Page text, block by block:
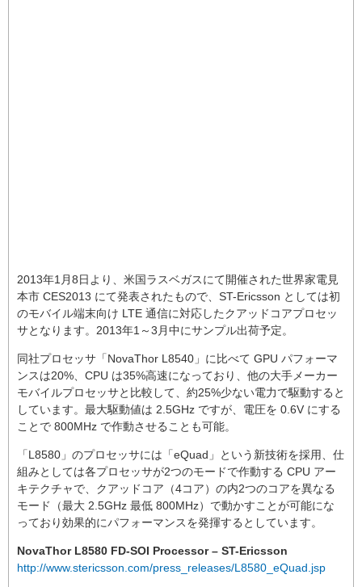
2013年1月8日より、米国ラスベガスにて開催された世界家電見
本市 CES2013 にて発表されたもので、ST-Ericsson としては初
のモバイル端末向け LTE 通信に対応したクアッドコアプロセッ
サとなります。2013年1～3月中にサンプル出荷予定。
同社プロセッサ「NovaThor L8540」に比べて GPU パフォーマ
ンスは20%、CPU は35%高速になっており、他の大手メーカー
モバイルプロセッサと比較して、約25%少ない電力で駆動すると
しています。最大駆動値は 2.5GHz ですが、電圧を 0.6V にする
ことで 800MHz で作動させることも可能。
「L8580」のプロセッサには「eQuad」という新技術を採用、仕
組みとしては各プロセッサが2つのモードで作動する CPU アー
キテクチャで、クアッドコア（4コア）の内2つのコアを異なる
モード（最大 2.5GHz 最低 800MHz）で動かすことが可能にな
っており効果的にパフォーマンスを発揮するとしています。
NovaThor L8580 FD-SOI Processor – ST-Ericsson
http://www.stericsson.com/press_releases/L8580_eQuad.jsp